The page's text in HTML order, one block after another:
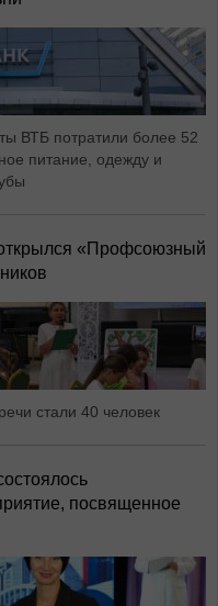
ВТБ потратили более 52
питание, одежду и
«Профсоюзный
стали 40 человек
посвященное